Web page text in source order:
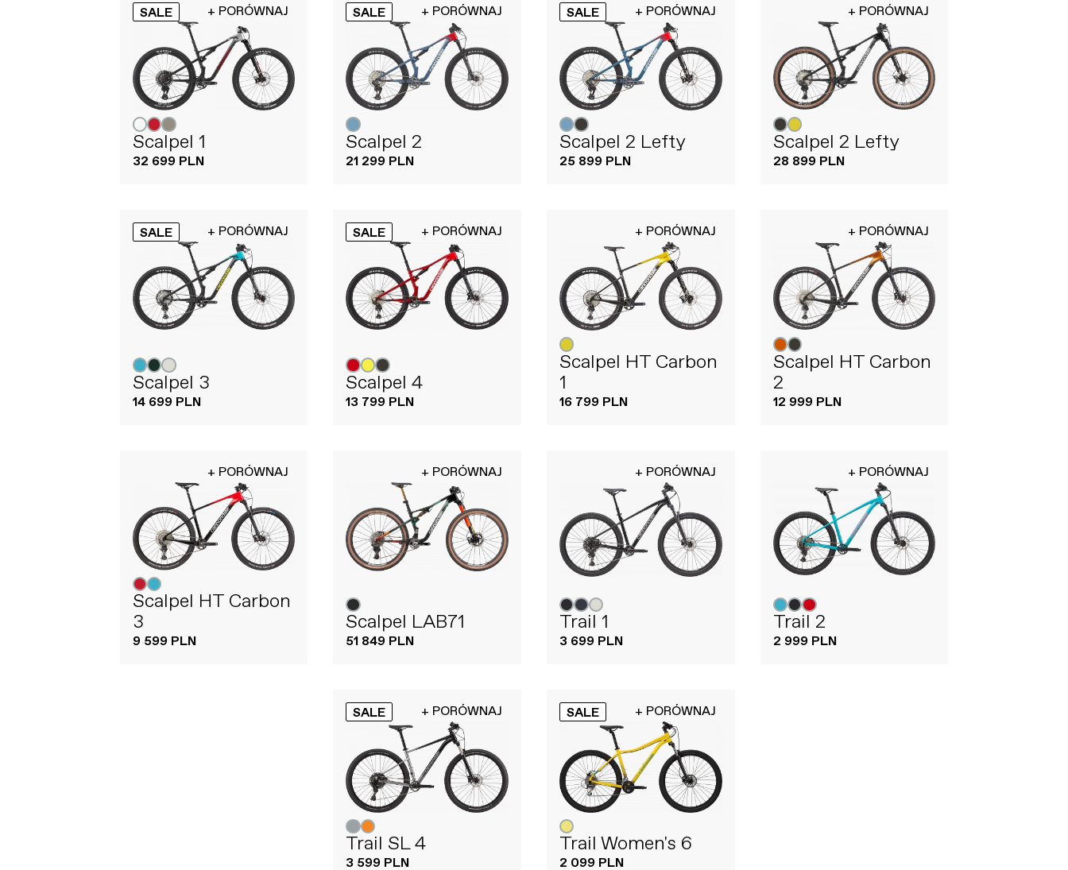
SALE + PORÓWNAJ
Scalpel 1
32 699 PLN
SALE + PORÓWNAJ
Scalpel 2
21 299 PLN
SALE + PORÓWNAJ
Scalpel 2 Lefty
25 899 PLN
+ PORÓWNAJ
Scalpel 2 Lefty
28 899 PLN
SALE + PORÓWNAJ
Scalpel 3
14 699 PLN
SALE + PORÓWNAJ
Scalpel 4
13 799 PLN
+ PORÓWNAJ
Scalpel HT Carbon
1
16 799 PLN
+ PORÓWNAJ
Scalpel HT Carbon
2
12 999 PLN
+ PORÓWNAJ
Scalpel HT Carbon
3
9 599 PLN
+ PORÓWNAJ
Scalpel LAB71
51 849 PLN
+ PORÓWNAJ
Trail 1
3 699 PLN
+ PORÓWNAJ
Trail 2
2 999 PLN
SALE + PORÓWNAJ
Trail SL 4
3 599 PLN
SALE + PORÓWNAJ
Trail Women's 6
2 099 PLN